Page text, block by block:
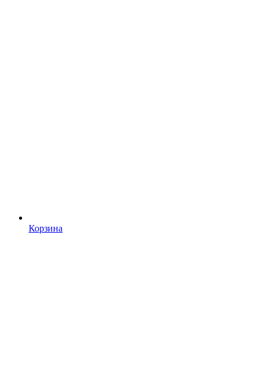
Корзина